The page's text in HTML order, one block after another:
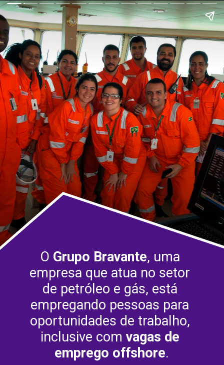
O Grupo Bravante, uma
empresa que atua no setor
de petróleo e gás, está
empregando pessoas para
oportunidades de trabalho,
inclusive com vagas de
emprego offshore.